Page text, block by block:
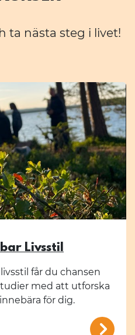
ta nästa steg i livet!
Livsstil
får du chansen
med att utforska
för dig.